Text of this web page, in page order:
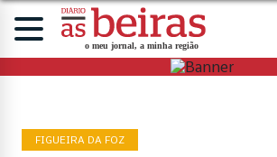
FIGUEIRA DA FOZ